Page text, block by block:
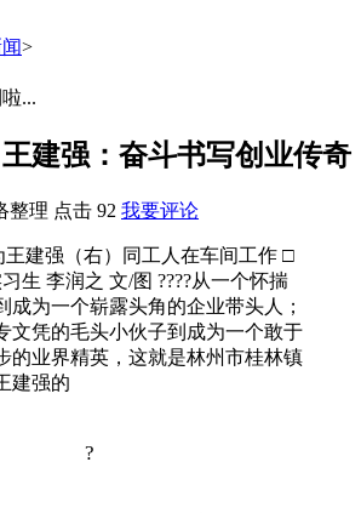
>
...
王建强：奋斗书写创业传奇
整理 点击 92 我要评论
王建强（右）同工人在车间工作 □
生 李润之 文/图 ????从一个怀揣
成为一个崭露头角的企业带头人；
文凭的毛头小伙子到成为一个敢于
的业界精英，这就是林州市桂林镇
建强的
?